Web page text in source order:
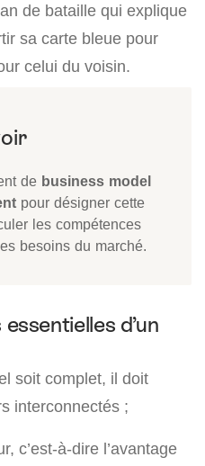
de bataille qui explique
sa carte bleue pour
celui du voisin.
de business model
pour désigner cette
les compétences
besoins du marché.
d’un
soit complet, il doit
interconnectés ;
c’est-à-dire l’avantage